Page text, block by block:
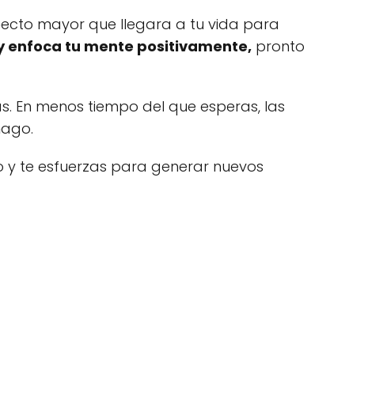
mayor que llegara a tu vida para
enfoca tu mente positivamente, pronto
En menos tiempo del que esperas, las
te esfuerzas para generar nuevos